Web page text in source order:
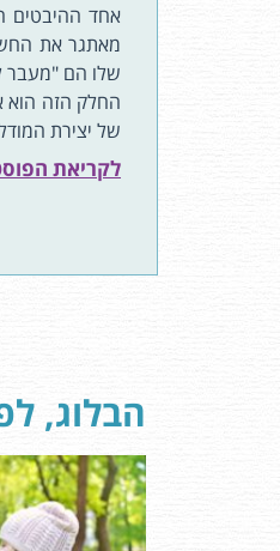
אחד ההיבטים
מאתגר את
שלו הם "מעבר
החלק הזה הוא
של יצירת
לקריאת
הבלוג,